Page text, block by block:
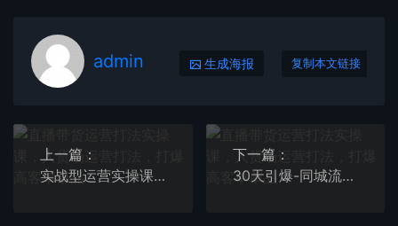
admin 生成海报 复制本文链接
上一篇：
实战型运营实操课，做一个能起号能稳号有人设的变现主播
下一篇：
30天引爆-同城流量，实体店同城引流（第二版新版课程）